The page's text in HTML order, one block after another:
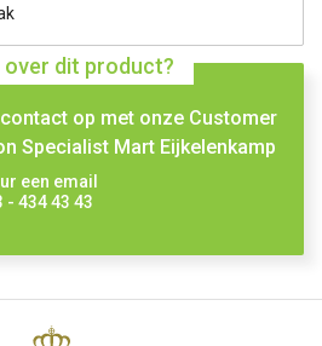
over dit product?
op met onze Customer
Specialist Mart Eijkelenkamp
een email
- 434 43 43